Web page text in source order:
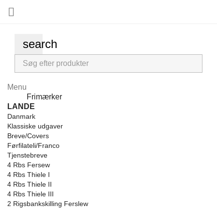

search
Menu
Frimærker
LANDE
Danmark
Klassiske udgaver
Breve/Covers
Førfilateli/Franco
Tjenstebreve
4 Rbs Fersew
4 Rbs Thiele I
4 Rbs Thiele II
4 Rbs Thiele III
2 Rigsbankskilling Ferslew